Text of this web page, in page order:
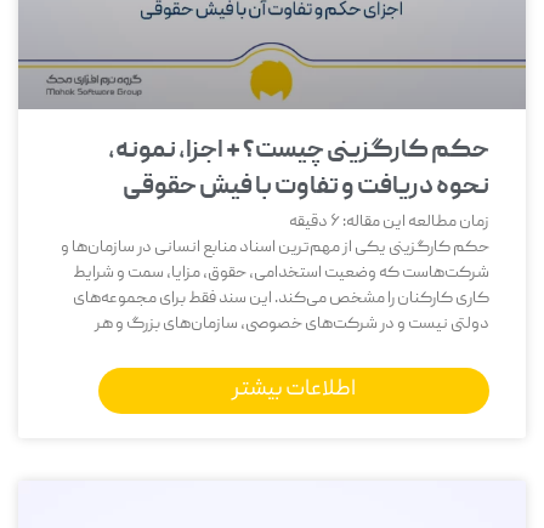
حکم کارگزینی چیست؟ + اجزا، نمونه،
نحوه دریافت و تفاوت با فیش حقوقی
زمان مطالعه این مقاله:6 دقیقه
حکم کارگزینی یکی از مهم‌ترین اسناد منابع انسانی در سازمان‌ها و
شرکت‌هاست که وضعیت استخدامی، حقوق، مزایا، سمت و شرایط
کاری کارکنان را مشخص می‌کند. این سند فقط برای مجموعه‌های
دولتی نیست و در شرکت‌های خصوصی، سازمان‌های بزرگ و هر
اطلاعات بیشتر